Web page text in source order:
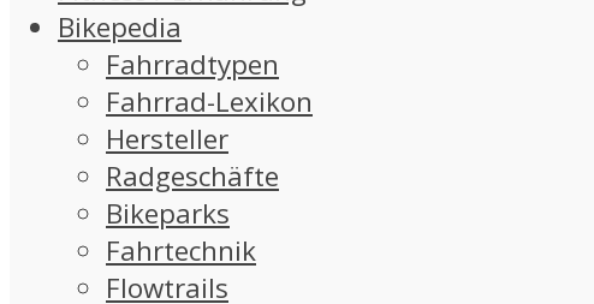
Bikepedia
Fahrradtypen
Fahrrad-Lexikon
Hersteller
Radgeschäfte
Bikeparks
Fahrtechnik
Flowtrails